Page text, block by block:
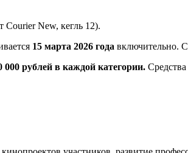
New, кегль 12).
15 марта 2026 года включительно.
рублей в каждой категории.